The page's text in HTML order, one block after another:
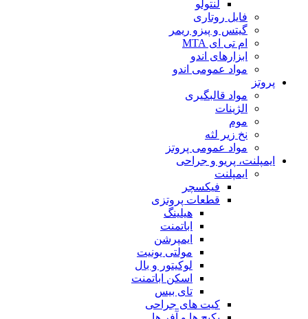
لنتولو
فایل روتاری
گیتس و پیزو ریمر
ام تی ای MTA
ابزارهای اندو
مواد عمومی اندو
پروتز
مواد قالبگیری
الژینات
موم
نخ زیر لثه
مواد عمومی پروتز
ایمپلنت، پریو و جراحی
ایمپلنت
فیکسچر
قطعات پروتزی
هیلینگ
اباتمنت
ایمپرشن
مولتی یونیت
لوکیتور و بال
اسکن اباتمنت
تای بیس
کیت های جراحی